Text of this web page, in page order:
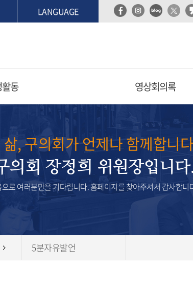
LANGUAGE
동 영상회의록
, 구의회가 언제나 함께합니
의회 장정희 위원장입니
로 여러분만을 기다립니다. 홈페이지를 찾아주셔서 감사합니
5분자유발언